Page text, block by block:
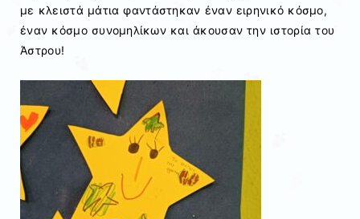
με κλειστά μάτια φαντάστηκαν έναν ειρηνικό κόσμο,
έναν κόσμο συνομηλίκων και άκουσαν την ιστορία του
Άστρου!